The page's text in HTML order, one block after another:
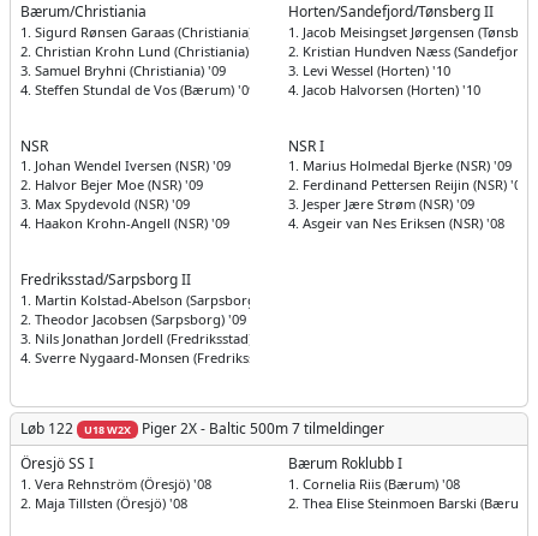
Bærum/Christiania
1. Sigurd Rønsen Garaas (Christiania) '09
2. Christian Krohn Lund (Christiania) '09
3. Samuel Bryhni (Christiania) '09
4. Steffen Stundal de Vos (Bærum) '09
Horten/Sandefjord/Tønsberg II
1. Jacob Meisingset Jørgensen
2. Kristian Hundven Næss (Sandefjord)
3. Levi Wessel (Horten) '10
4. Jacob Halvorsen (Horten) '10
NSR
1. Johan Wendel Iversen (NSR) '09
2. Halvor Bejer Moe (NSR) '09
3. Max Spydevold (NSR) '09
4. Haakon Krohn-Angell (NSR) '09
NSR I
1. Marius Holmedal Bjerke (NSR) '09
2. Ferdinand Pettersen Reijin (NSR) '08
3. Jesper Jære Strøm (NSR) '09
4. Asgeir van Nes Eriksen (NSR) '08
Fredriksstad/Sarpsborg II
1. Martin Kolstad-Abelson (Sarpsborg) '09
2. Theodor Jacobsen (Sarpsborg) '09
3. Nils Jonathan Jordell (Fredriksstad) '10
4. Sverre Nygaard-Monsen (Fredriksstad) '10
Løb 122 U18 W2X Piger2X - Baltic 500m7 tilmeldinger
Öresjö SS I
1. Vera Rehnström (Öresjö) '08
2. Maja Tillsten (Öresjö) '08
Bærum Roklubb I
1. Cornelia Riis (Bærum) '08
2. Thea Elise Steinmoen Barski (Bærum)